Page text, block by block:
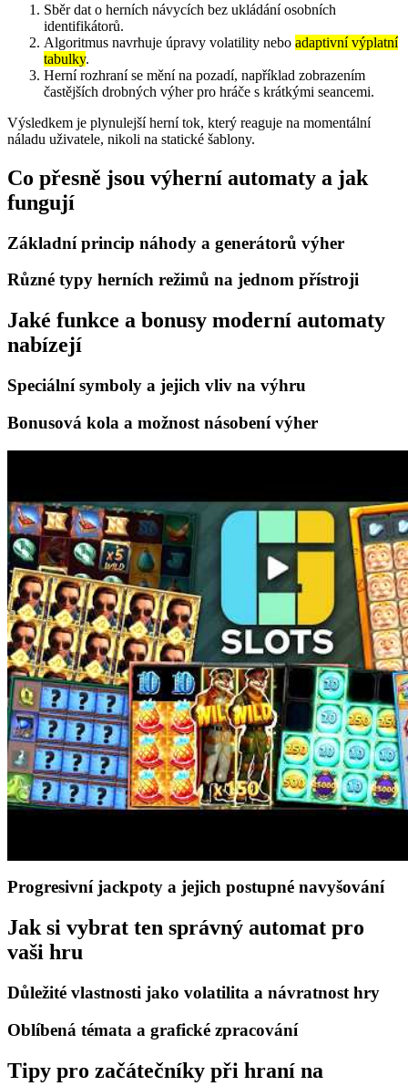
Sběr dat o herních návycích bez ukládání osobních
identifikátorů.
Algoritmus navrhuje úpravy volatility nebo adaptivní výplatní
tabulky.
Herní rozhraní se mění na pozadí, například zobrazením
častějších drobných výher pro hráče s krátkými seancemi.
Výsledkem je plynulejší herní tok, který reaguje na momentální
náladu uživatele, nikoli na statické šablony.
Co přesně jsou výherní automaty a jak
fungují
Základní princip náhody a generátorů výher
Různé typy herních režimů na jednom přístroji
Jaké funkce a bonusy moderní automaty
nabízejí
Speciální symboly a jejich vliv na výhru
Bonusová kola a možnost násobení výher
Progresivní jackpoty a jejich postupné navyšování
Jak si vybrat ten správný automat pro
vaši hru
Důležité vlastnosti jako volatilita a návratnost hry
Oblíbená témata a grafické zpracování
Tipy pro začátečníky při hraní na